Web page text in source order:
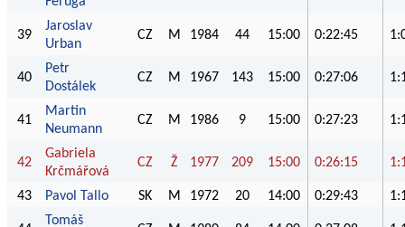
39
Jaroslav
Urban
CZ M 1984 44 15:00 0:22:45
40
Petr
Dostálek
CZ M 1967 143 15:00 0:27:06
41
Martin
Neumann
CZ M 1986 9 15:00 0:27:23
42
Gabriela
Krčmářová
CZ Ž 1977 209 15:00 0:26:15
43 Pavol Tallo SK M 1972 20 14:00 0:29:43
Tomáš